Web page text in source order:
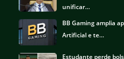
unificar…
BB Gaming amplia
Artificial e te…
Estudante perde